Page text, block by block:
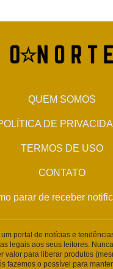
QUEM SOMOS
DE
TERMOS DE USO
CONTATO
parar de receber
portal de notícias e
legais aos seus leitores.
valor para liberar produtos
fazemos o possível para